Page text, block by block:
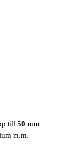
till 50 mm
m.m.